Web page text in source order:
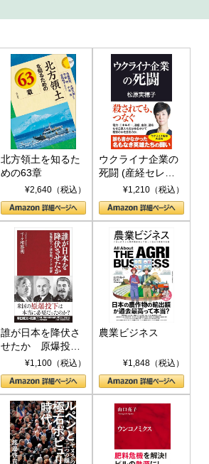
北方領土を知るた
めの63章
¥2,640（税込）
ウクライナ企業の
死闘 (産経セレク
ト S 039)¥1,210（税込）
誰が日本を降伏さ
せたか 原爆投
下、ソ連参戦、そ
して聖断 (PHP新
書)
¥1,100（税込）
農業ビジネス
¥1,848（税込）